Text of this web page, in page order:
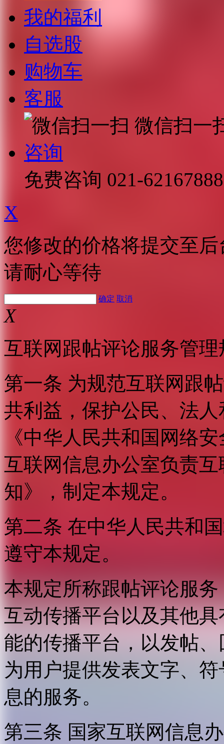
我的福利
自选股
购物车
客服
微信扫一
咨询
免费咨询 021-62167888
X
您修改的价格将提交至
请耐心等待
确定 取消
X
互联网跟帖评论服务管理
第一条 为规范互联网跟
共利益，保护公民、法
《中华人民共和国网络
互联网信息办公室负责
知》，制定本规定。
第二条 在中华人民共和
遵守本规定。
本规定所称跟帖评论服
互动传播平台以及其他
能的传播平台，以发帖
为用户提供发表文字、
息的服务。
第三条 国家互联网信息